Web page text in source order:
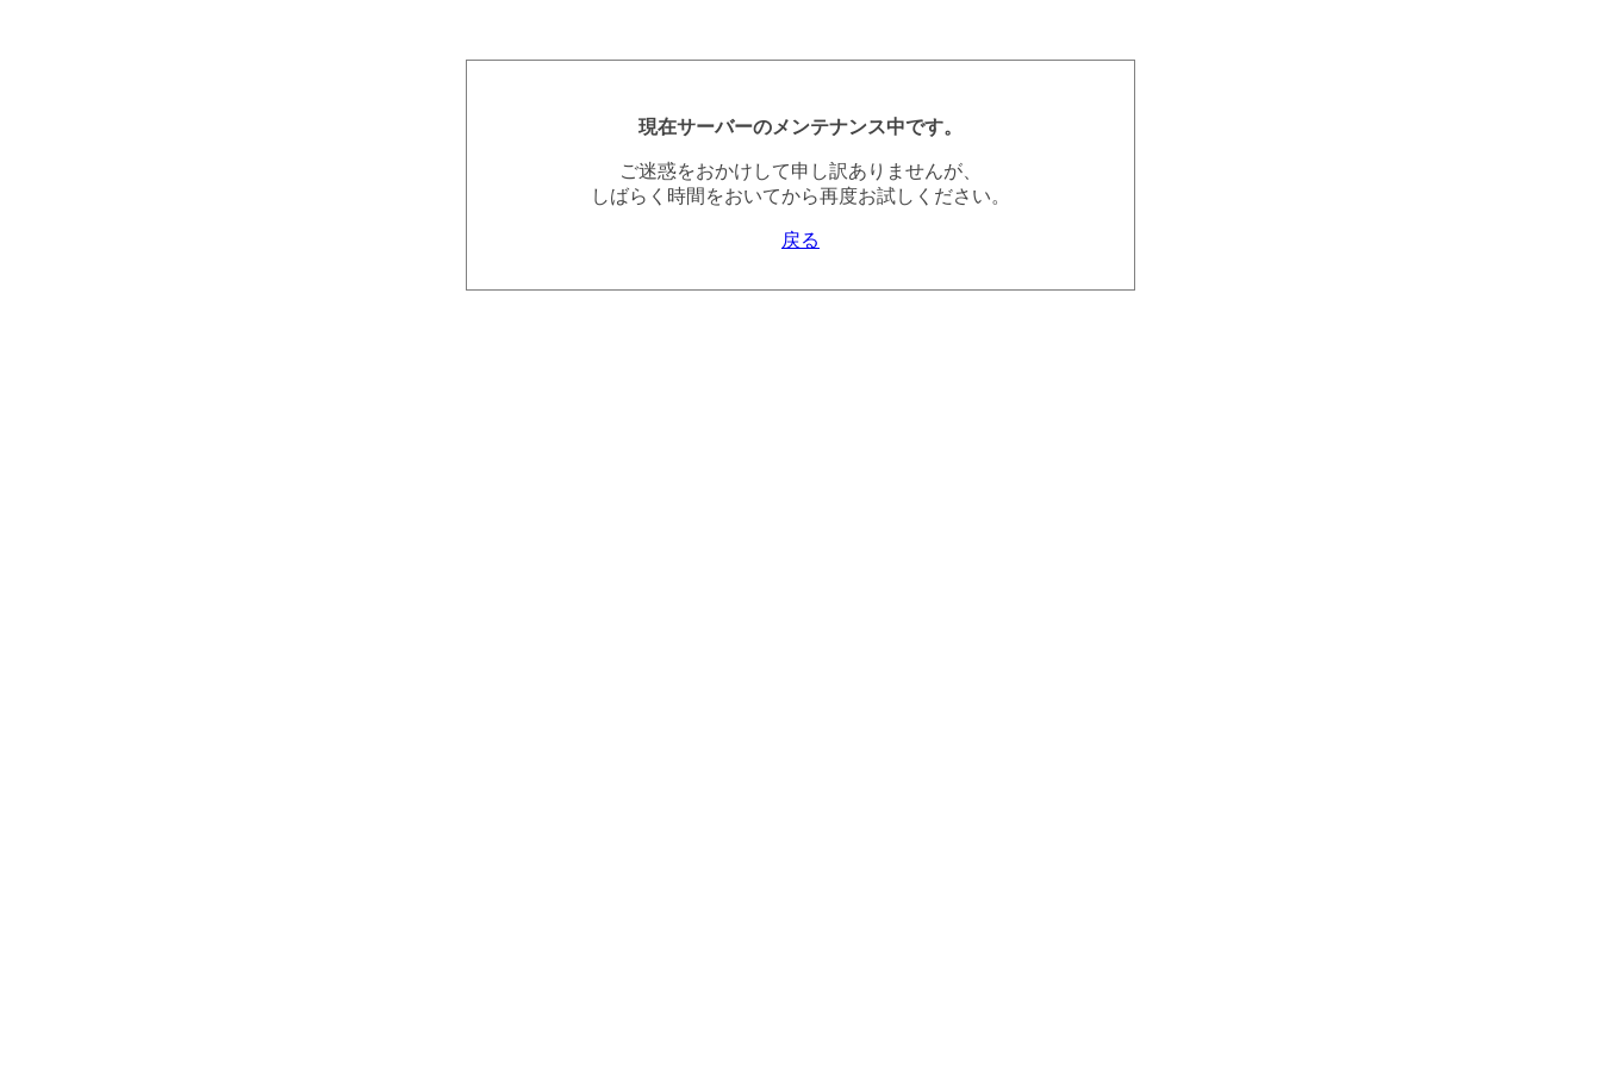
現在サーバーのメンテナンス中です。
ご迷惑をおかけして申し訳ありませんが、
しばらく時間をおいてから再度お試しください。
戻る